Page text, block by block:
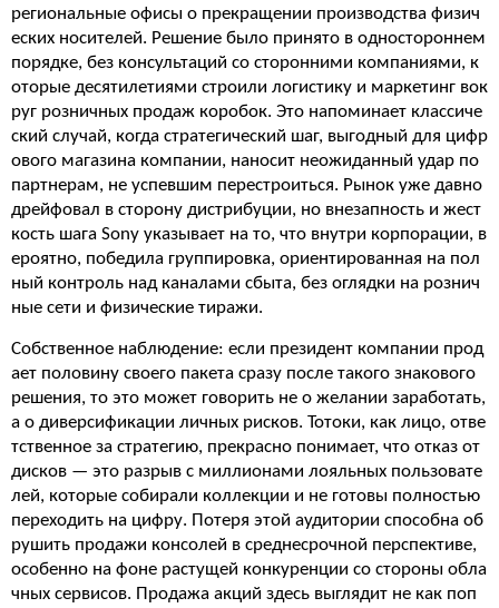
региональные офисы о прекращении производства физич
еских носителей. Решение было принято в одностороннем
порядке, без консультаций со сторонними компаниями, к
оторые десятилетиями строили логистику и маркетинг вок
руг розничных продаж коробок. Это напоминает классиче
ский случай, когда стратегический шаг, выгодный для цифр
ового магазина компании, наносит неожиданный удар по
партнерам, не успевшим перестроиться. Рынок уже давно
дрейфовал в сторону дистрибуции, но внезапность и жест
кость шага Sony указывает на то, что внутри корпорации, в
ероятно, победила группировка, ориентированная на пол
ный контроль над каналами сбыта, без оглядки на рознич
ные сети и физические тиражи.
Собственное наблюдение: если президент компании прод
ает половину своего пакета сразу после такого знакового
решения, то это может говорить не о желании заработать,
а о диверсификации личных рисков. Тотоки, как лицо, отве
тственное за стратегию, прекрасно понимает, что отказ от
дисков — это разрыв с миллионами лояльных пользовате
лей, которые собирали коллекции и не готовы полностью
переходить на цифру. Потеря этой аудитории способна об
рушить продажи консолей в среднесрочной перспективе,
особенно на фоне растущей конкуренции со стороны обла
чных сервисов. Продажа акций здесь выглядит не как поп